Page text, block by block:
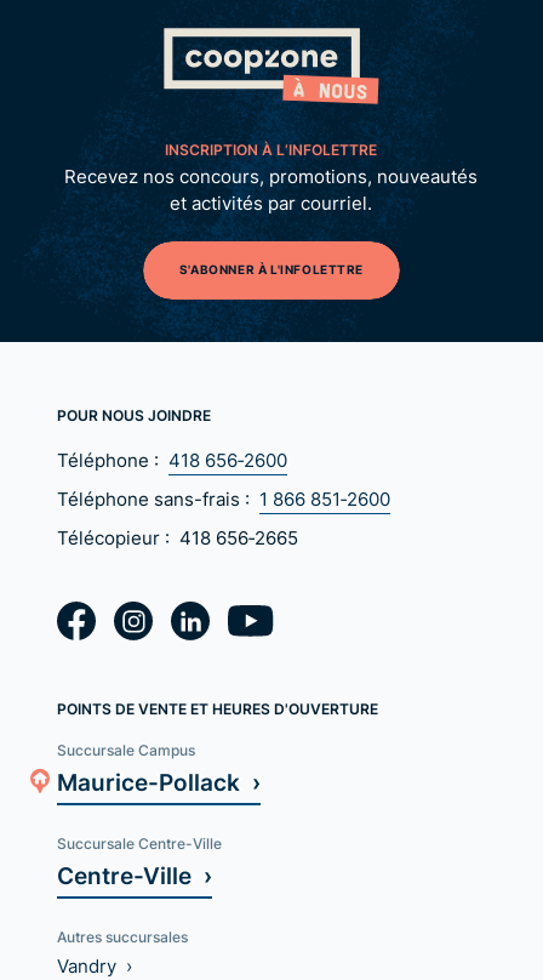
INSCRIPTION À L’INFOLETTRE
Recevez nos concours, promotions, nouveautés
et activités par courriel.
S'ABONNER À L'INFOLETTRE
POUR NOUS JOINDRE
Téléphone : 418 656‑2600
Téléphone sans-frais : 1 866 851‑2600
Télécopieur : 418 656‑2665
POINTS DE VENTE ET HEURES D'OUVERTURE
Succursale Campus
Maurice-Pollack ›
Succursale Centre-Ville
Centre-Ville ›
Autres succursales
Vandry ›